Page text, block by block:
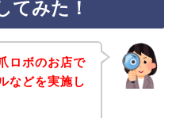
てみた！
ロボのお店で
などを実施し